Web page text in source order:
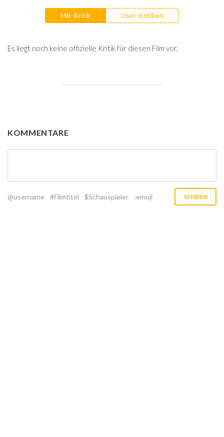
MB-Kritik User-Kritiken
Es liegt noch keine offizielle Kritik für diesen Film vor.
KOMMENTARE
@username #Filmtitel $Schauspieler :emoji